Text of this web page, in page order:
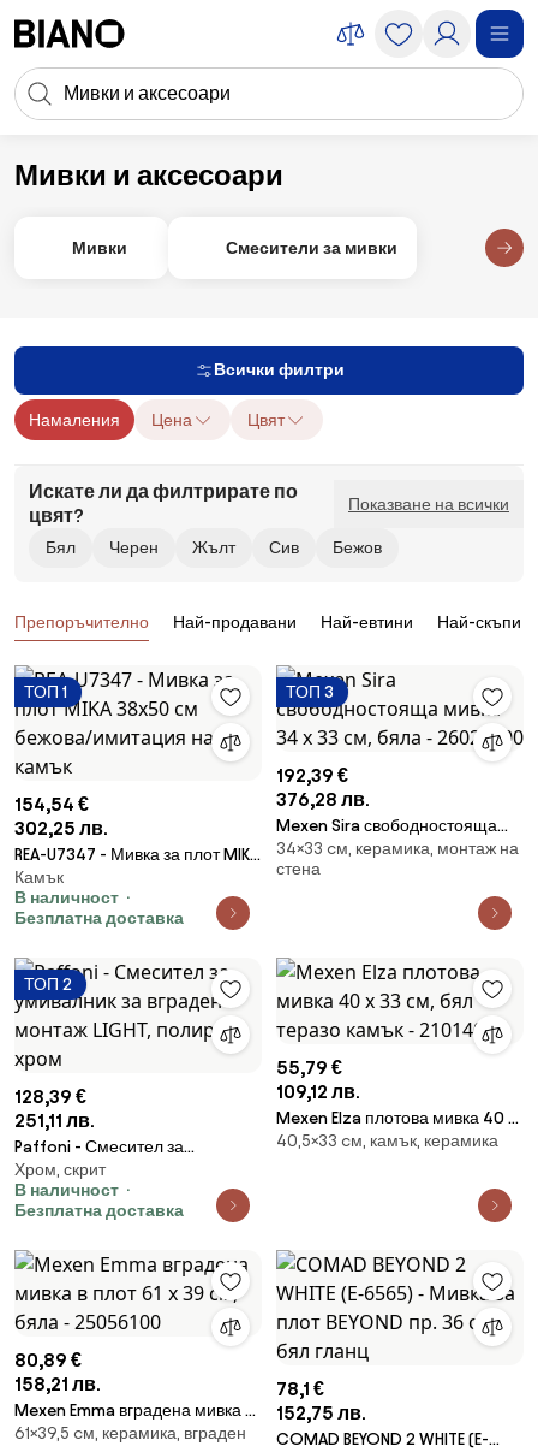
Търсене
Мивки и аксесоари
Ремонт Ремонт на баня Мивки и аксесоари
Мивки Смесители за мивки
Всички филтри
Намаления Цена Цвят
Искате ли да филтрирате по
цвят?
Показване на всички
Бял Черен Жълт Сив Бежов
Продукти
Препоръчително Най-продавани Най-евтини Най-скъпи
ТОП 1
154,54 €
302,25 лв.
REA-U7347 - Мивка за плот MIKA
38x50 см бежова/имитация на
камък
Камък
В наличност
Безплатна доставка
ТОП 3
192,39 €
376,28 лв.
Mexen Sira свободностояща
мивка 34 x 33 см, бяла -
26023300
34×33 cм, керамика, монтаж на
стена
ТОП 2
128,39 €
251,11 лв.
Paffoni - Смесител за
умивалник за вграден монтаж
LIGHT, полиран хром
Хром, скрит
В наличност
Безплатна доставка
55,79 €
109,12 лв.
Mexen Elza плотова мивка 40 x
33 см, бял теразо камък -
40,5×33 cм, камък, керамика
80,89 €
158,21 лв.
Mexen Emma вградена мивка в
плот 61 x 39 см, бяла -
61×39,5 cм, керамика, вграден
78,1 €
152,75 лв.
COMAD BEYOND 2 WHITE (E-